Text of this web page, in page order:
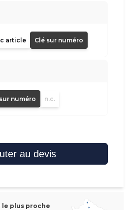
article Clé sur numéro
numéro n.c.
au devis
plus proche